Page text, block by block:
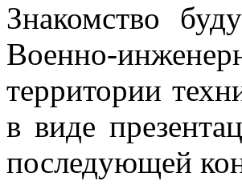
Знакомство
Военно-
территории
в виде
последующей